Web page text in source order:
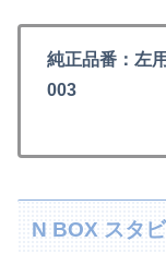
純正品番：左
003
N BOX スタ